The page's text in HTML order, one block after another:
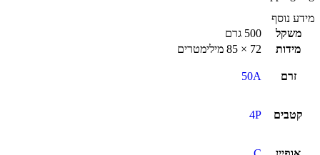
מידע נוסף
משקל
500 גרם
מידות
72 × 85 מילימטרים
זרם 50A
קטבים 4P